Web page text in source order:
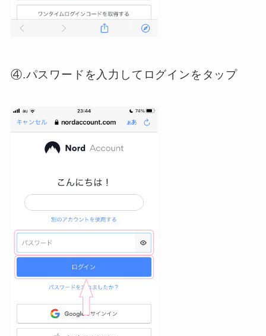
④.パスワードを入力してログインをタップ